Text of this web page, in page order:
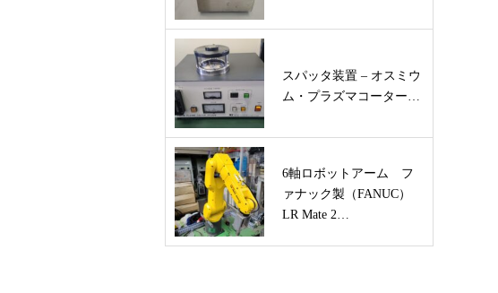
スパッタ装置 – オスミウ
ム・プラズマコーター…
6軸ロボットアーム フ
ァナック製（FANUC）
LR Mate 2…